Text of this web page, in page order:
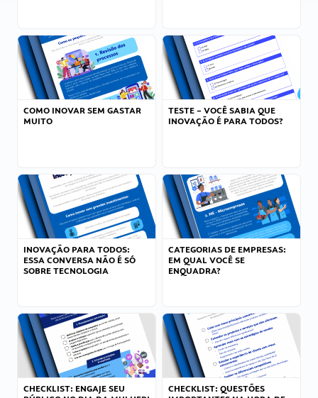
COMO INOVAR SEM GASTAR
MUITO
TESTE – VOCÊ SABIA QUE
INOVAÇÃO É PARA TODOS?
INOVAÇÃO PARA TODOS:
ESSA CONVERSA NÃO É SÓ
SOBRE TECNOLOGIA
CATEGORIAS DE EMPRESAS:
EM QUAL VOCÊ SE
ENQUADRA?
CHECKLIST: ENGAJE SEU
CHECKLIST: QUESTÕES